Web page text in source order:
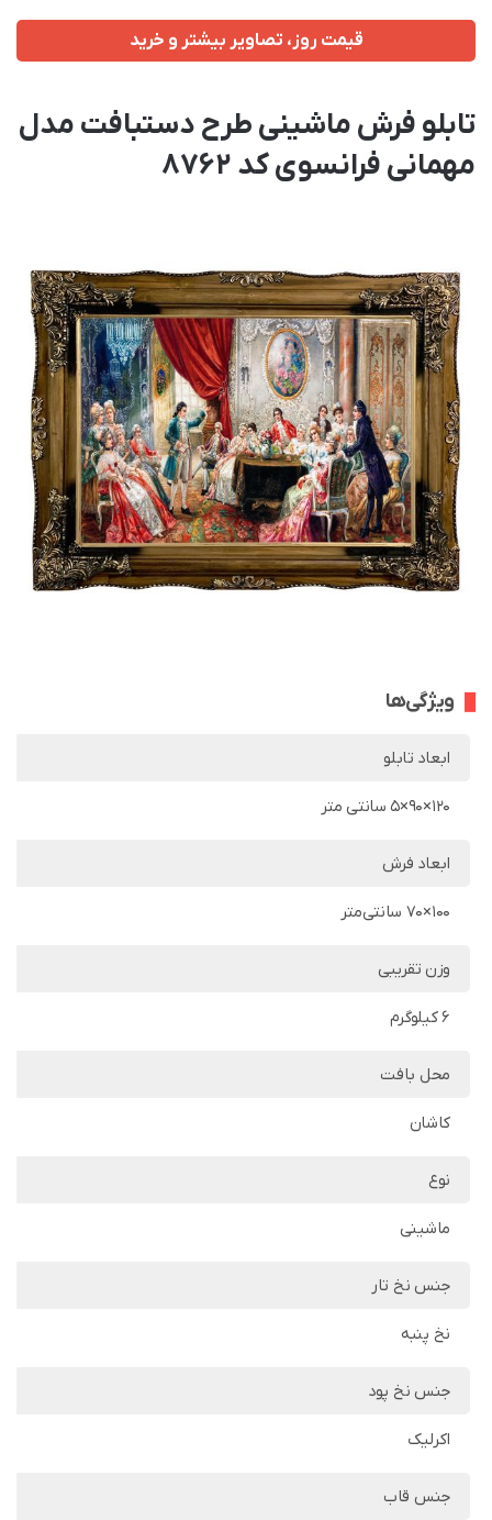
قیمت روز، تصاویر بیشتر و خرید
تابلو فرش ماشینی طرح دستبافت مدل
مهمانی فرانسوی کد 8762
ویژگی‌ها
ابعاد تابلو
120×90×5 سانتی متر
ابعاد فرش
100×70 سانتی‌متر
وزن تقریبی
6 کیلوگرم
محل بافت
کاشان
نوع
ماشینی
جنس نخ تار
نخ پنبه
جنس نخ پود
اکرلیک
جنس قاب